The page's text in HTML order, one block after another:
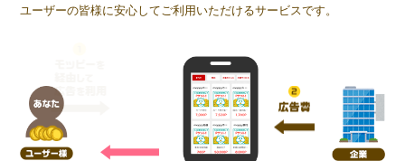
ユーザーの皆様に安心してご利用いただけるサービスです。